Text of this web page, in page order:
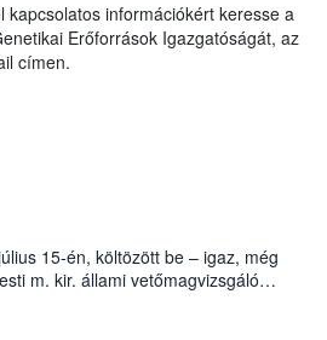
kapcsolatos információkért keresse a
Erőforrások Igazgatóságát, az
címen.
15-én, költözött be – igaz, még
m. kir. állami vetőmagvizsgáló
szám alatti, Czigler Győző által